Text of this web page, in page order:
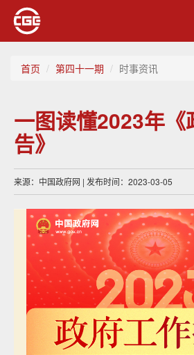
首页 第四十一期 时事资讯
一图读懂2023年《
告》
来源：中国政府网 | 发布时间：2023-03-05